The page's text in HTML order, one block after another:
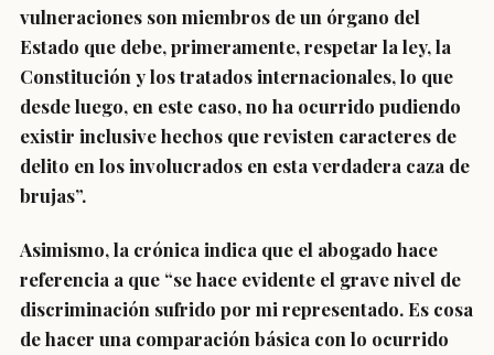
vulneraciones son miembros de un órgano del
Estado que debe, primeramente, respetar la ley, la
Constitución y los tratados internacionales, lo que
desde luego, en este caso, no ha ocurrido pudiendo
existir inclusive hechos que revisten caracteres de
delito en los involucrados en esta verdadera caza de
brujas”.
Asimismo, la crónica indica que el abogado hace
referencia a que “se hace evidente el grave nivel de
discriminación sufrido por mi representado. Es cosa
de hacer una comparación básica con lo ocurrido